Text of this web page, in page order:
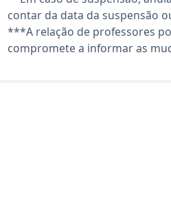
contar da data da suspensão
***A relação de professores
compromete a informar as